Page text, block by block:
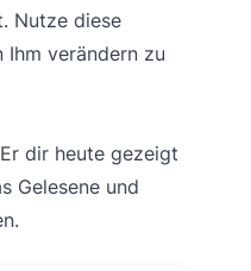
Nutze diese
Ihm verändern zu
dir heute gezeigt
Gelesene und